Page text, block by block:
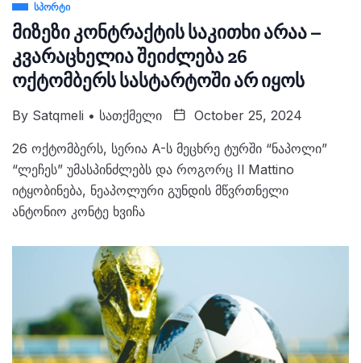
ᲡᲞᲝᲠᲢᲘ
მიზეზი კონტრაქტის საკითხი არაა –
კვარაცხელია შეიძლება 26
ოქტომბერს სასტარტოში არ იყოს
By Satqmeli • Სათქმელი October 25, 2024
26 ოქტომბერს, სერია A-ს მეცხრე ტურში “ნაპოლი”
“ლეჩეს” უმასპინძლებს და როგორც Il Mattino
იტყობინება, ნეაპოლური გუნდის მწვრთნელი
ანტონიო კონტე ხვიჩა